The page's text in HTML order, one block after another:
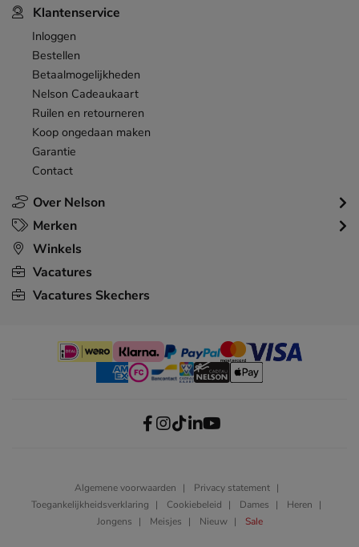
Over Nelson
Klantenservice
Inloggen
Bestellen
Betaalmogelijkheden
Nelson Cadeaukaart
Ruilen en retourneren
Koop ongedaan maken
Garantie
Contact
Merken
Winkels
Vacatures
Vacatures Skechers
Algemene voorwaarden
Privacy statement
Toegankelijkheidsverklaring
Cookiebeleid Dames
Heren
Jongens
Meisjes Nieuw Sale